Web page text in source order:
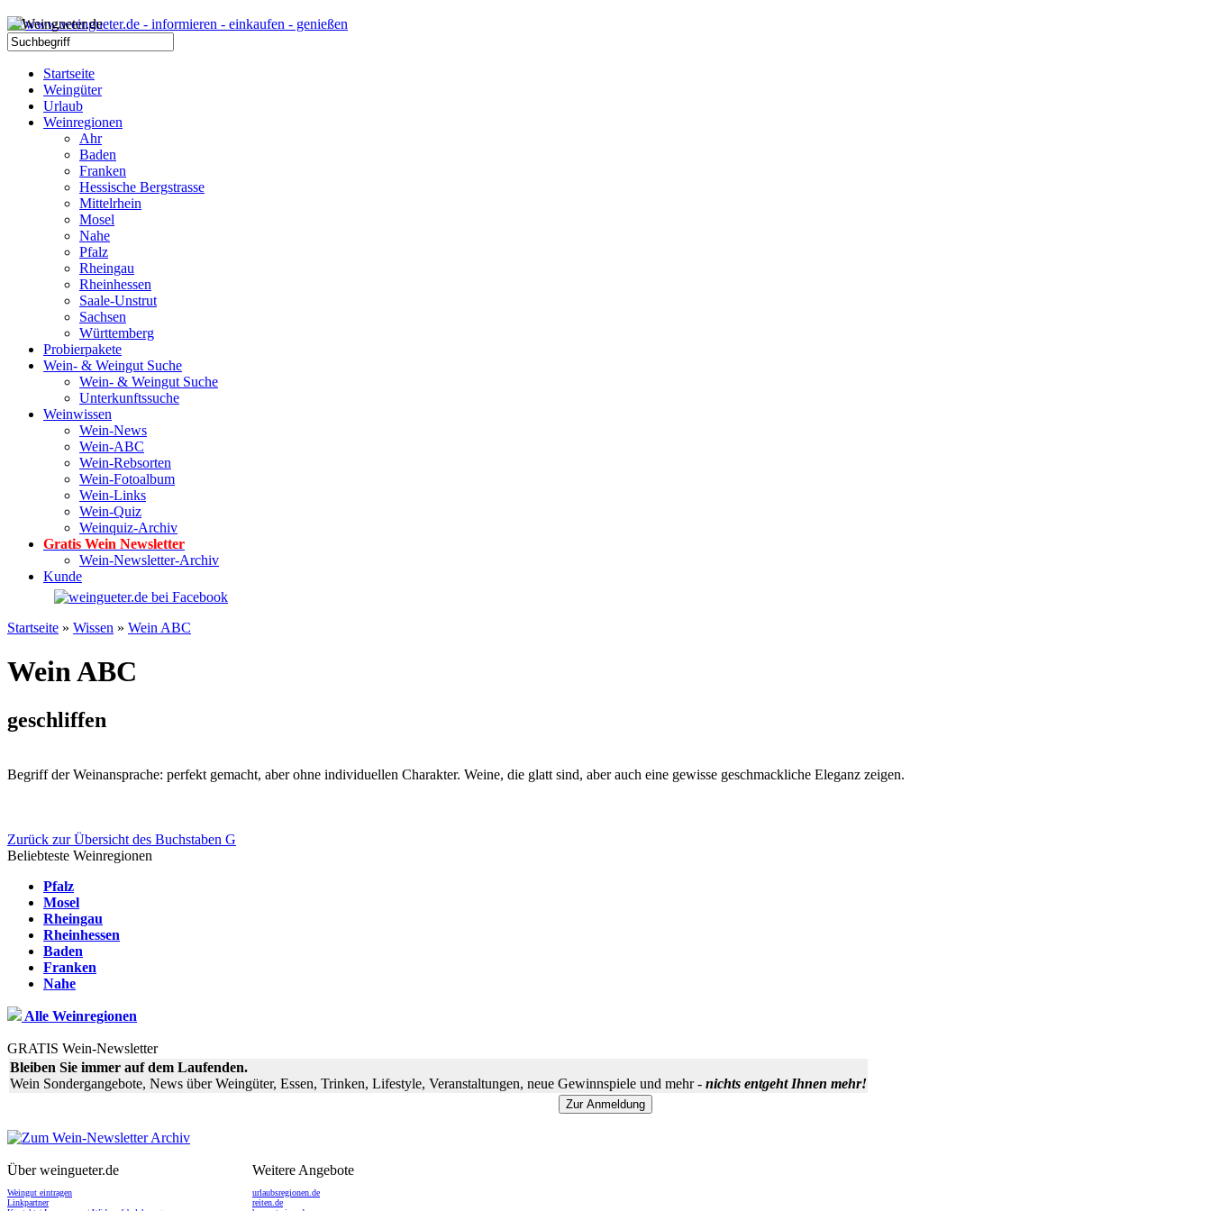
Startseite
Weingüter
Urlaub
Weinregionen
Ahr
Baden
Franken
Hessische Bergstrasse
Mittelrhein
Mosel
Nahe
Pfalz
Rheingau
Rheinhessen
Saale-Unstrut
Sachsen
Württemberg
Probierpakete
Wein- & Weingut Suche
Wein- & Weingut Suche
Unterkunftssuche
Weinwissen
Wein-News
Wein-ABC
Wein-Rebsorten
Wein-Fotoalbum
Wein-Links
Wein-Quiz
Weinquiz-Archiv
Gratis Wein Newsletter
Wein-Newsletter-Archiv
Kunde
Startseite » Wissen » Wein ABC
Wein ABC
geschliffen
Begriff der Weinansprache: perfekt gemacht, aber ohne individuellen Charakter. Weine, die glatt sind, aber auch eine gewisse geschmackliche Eleganz zeigen.
Zurück zur Übersicht des Buchstaben G
Beliebteste Weinregionen
Pfalz
Mosel
Rheingau
Rheinhessen
Baden
Franken
Nahe
Alle Weinregionen
GRATIS Wein-Newsletter
Bleiben Sie immer auf dem Laufenden.
Wein Sondergangebote, News über Weingüter, Essen, Trinken, Lifestyle, Veranstaltungen, neue Gewinnspiele und mehr - nichts entgeht Ihnen mehr!
Über weingueter.de
Weingut eintragen
Linkpartner
Weitere Angebote
urlaubsregionen.de
reiten.de